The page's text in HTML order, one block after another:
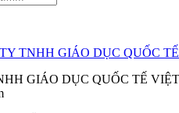
TNHH GIÁO DỤC QUỐC
GIÁO DỤC QUỐC TẾ